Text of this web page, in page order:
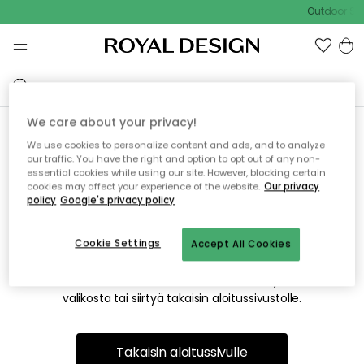
Outdoor
Emme valitettavasti löydä
etsimääsi sivua
Tämä voi johtua siitä, että sivua ei enää ole tai siitä, että se
on siirretty muualle. Pahoittelemme tästä mahdollisesti
valikosta tai siirtyä takaisin aloitussivustolle.
Takaisin aloitussivulle
We care about your privacy!
We use cookies to personalize content and ads, and to analyze
our traffic. You have the right and option to opt out of any non-
essential cookies while using our site. However, blocking certain
cookies may affect your experience of the website. Our privacy
policy Google's privacy policy
Accept All Cookies
Cookie Settings